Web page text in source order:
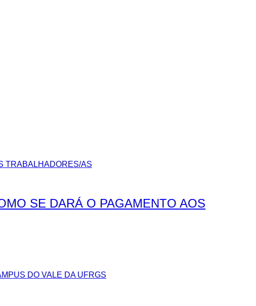
SE DARÁ O PAGAMENTO AOS